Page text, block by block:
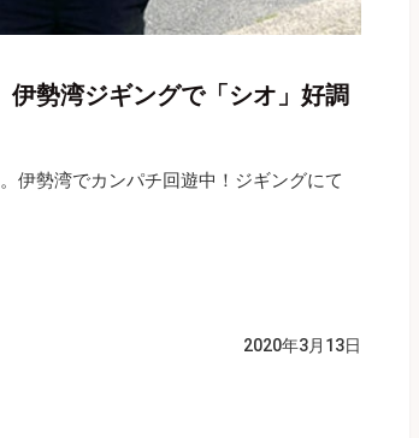
勢湾ジギングで「シオ」好調
伊勢湾でカンパチ回遊中！ジギングにて
2020年3月13日